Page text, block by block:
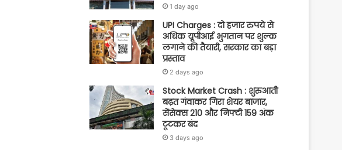
1 day ago
UPI Charges : दो हजार रुपये से
अधिक यूपीआई भुगतान पर शुल्क
लगाने की तैयारी, सरकार का बड़ा
प्रस्ताव
2 days ago
Stock Market Crash : शुरुआती
बढ़त गंवाकर गिरा शेयर बाजार,
सेंसेक्स 210 और निफ्टी 159 अंक
टूटकर बंद
3 days ago